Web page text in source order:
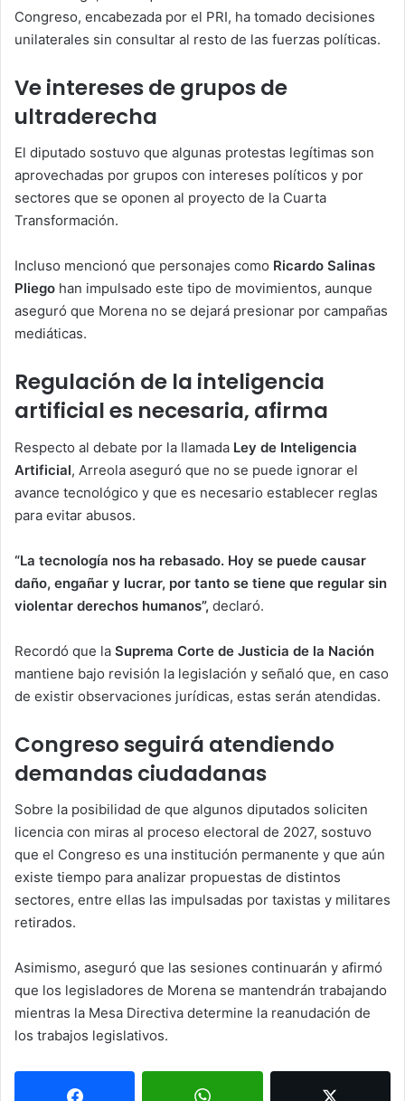
Congreso, encabezada por el PRI, ha tomado decisiones
unilaterales sin consultar al resto de las fuerzas políticas.
Ve intereses de grupos de
ultraderecha
El diputado sostuvo que algunas protestas legítimas son
aprovechadas por grupos con intereses políticos y por
sectores que se oponen al proyecto de la Cuarta
Transformación.
Incluso mencionó que personajes como Ricardo Salinas
Pliego han impulsado este tipo de movimientos, aunque
aseguró que Morena no se dejará presionar por campañas
mediáticas.
Regulación de la inteligencia
artificial es necesaria, afirma
Respecto al debate por la llamada Ley de Inteligencia
Artificial, Arreola aseguró que no se puede ignorar el
avance tecnológico y que es necesario establecer reglas
para evitar abusos.
“La tecnología nos ha rebasado. Hoy se puede causar
daño, engañar y lucrar, por tanto se tiene que regular sin
violentar derechos humanos”, declaró.
Recordó que la Suprema Corte de Justicia de la Nación
mantiene bajo revisión la legislación y señaló que, en caso
de existir observaciones jurídicas, estas serán atendidas.
Congreso seguirá atendiendo
demandas ciudadanas
Sobre la posibilidad de que algunos diputados soliciten
licencia con miras al proceso electoral de 2027, sostuvo
que el Congreso es una institución permanente y que aún
existe tiempo para analizar propuestas de distintos
sectores, entre ellas las impulsadas por taxistas y militares
retirados.
Asimismo, aseguró que las sesiones continuarán y afirmó
que los legisladores de Morena se mantendrán trabajando
mientras la Mesa Directiva determine la reanudación de
los trabajos legislativos.